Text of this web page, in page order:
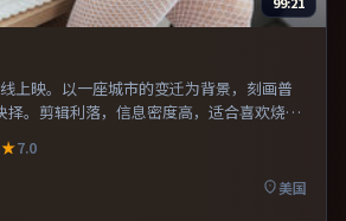
上映。以一座城市的变迁为背景，刻画普
择。剪辑利落，信息密度高，适合喜欢烧脑
型片爽感，也保留作者表达，口碑潜力不
7.0
美国